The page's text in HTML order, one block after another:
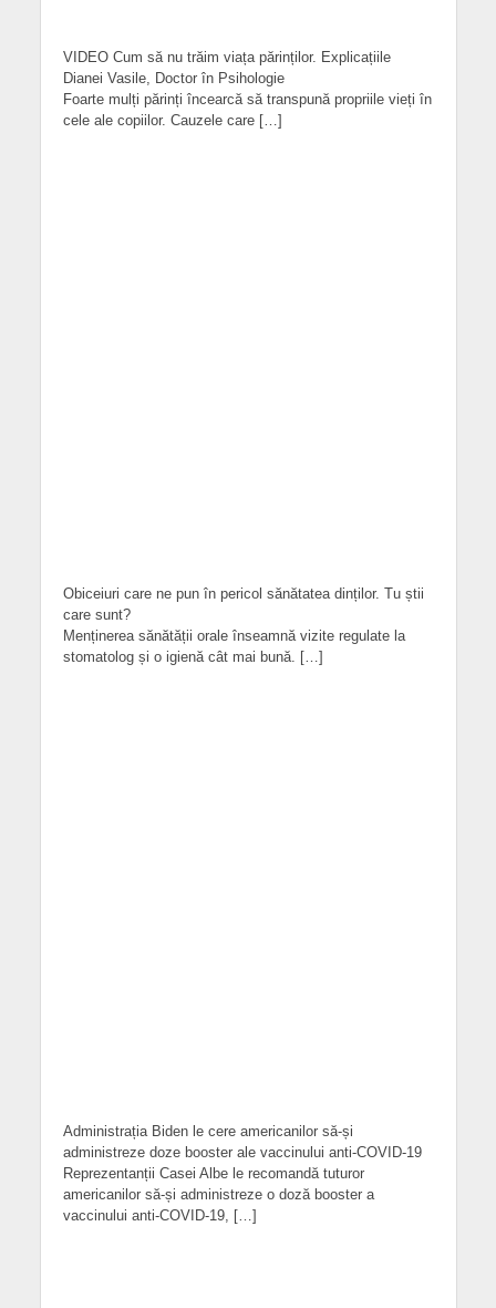
VIDEO Cum să nu trăim viața părinților. Explicațiile
Dianei Vasile, Doctor în Psihologie
Foarte mulți părinți încearcă să transpună propriile vieți în
cele ale copiilor. Cauzele care […]
Obiceiuri care ne pun în pericol sănătatea dinților. Tu știi
care sunt?
Menținerea sănătății orale înseamnă vizite regulate la
stomatolog și o igienă cât mai bună. […]
Administrația Biden le cere americanilor să-și
administreze doze booster ale vaccinului anti-COVID-19
Reprezentanții Casei Albe le recomandă tuturor
americanilor să-și administreze o doză booster a
vaccinului anti-COVID-19, […]